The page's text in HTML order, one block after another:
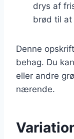
drys af
brød til at
Denne
behag. Du
eller andre
nærende.